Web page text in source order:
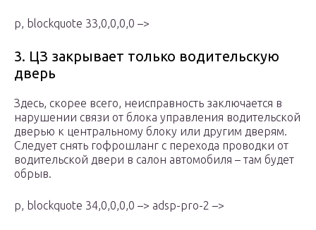
p, blockquote 33,0,0,0,0 –>
3. ЦЗ закрывает только водительскую
дверь
Здесь, скорее всего, неисправность заключается в
нарушении связи от блока управления водительской
дверью к центральному блоку или другим дверям.
Следует снять гофрошланг с перехода проводки от
водительской двери в салон автомобиля – там будет
обрыв.
p, blockquote 34,0,0,0,0 –> adsp-pro-2 –>